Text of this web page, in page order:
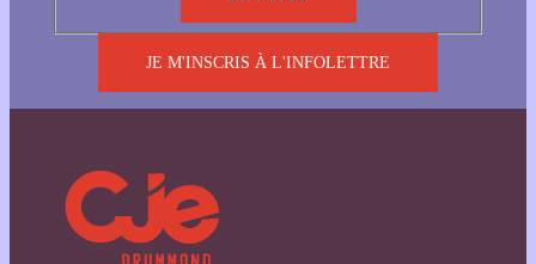
JE M'INSCRIS À L'INFOLETTRE